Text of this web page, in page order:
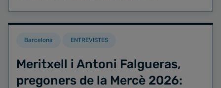
Barcelona ENTREVISTES
Meritxell i Antoni Falgueras,
pregoners de la Mercè 2026: